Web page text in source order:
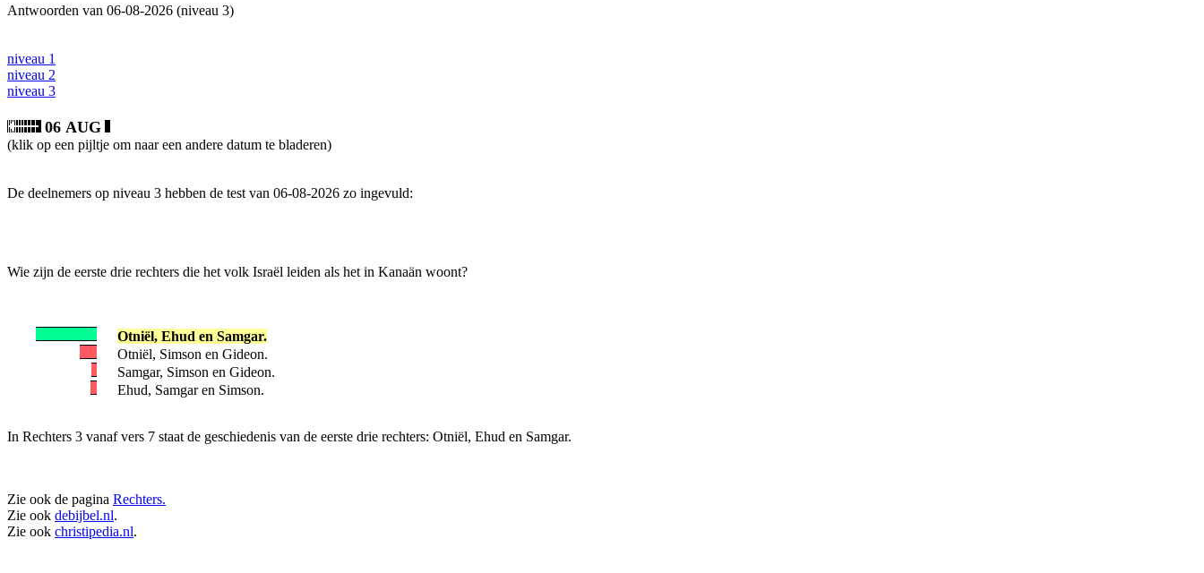
Antwoorden van 06-08-2026 (niveau 3)
niveau 1
niveau 2
niveau 3
06 AUG
(klik op een pijltje om naar een andere datum te bladeren)
De deelnemers op niveau 3 hebben de test van 06-08-2026 zo ingevuld:
Wie zijn de eerste drie rechters die het volk Israël leiden als het in Kanaän woont?
Otniël, Ehud en Samgar.
Otniël, Simson en Gideon.
Samgar, Simson en Gideon.
Ehud, Samgar en Simson.
In Rechters 3 vanaf vers 7 staat de geschiedenis van de eerste drie rechters: Otniël, Ehud en Samgar.
Zie ook de pagina Rechters.
Zie ook debijbel.nl.
Zie ook christipedia.nl.